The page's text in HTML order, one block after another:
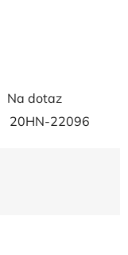
Na dotaz
20HN-22096